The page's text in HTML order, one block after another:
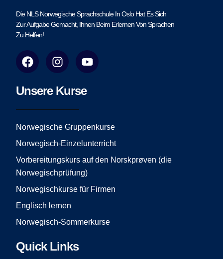
Die NLS Norwegische Sprachschule In Oslo Hat Es Sich
Zur Aufgabe Gemacht, Ihnen Beim Erlernen Von Sprachen
Zu Helfen!
F
a
e
o
o
I
n
t
g
r
m
Y
o
t
e
Unsere Kurse
Norwegische Gruppenkurse
Norwegisch-Einzelunterricht
Vorbereitungskurs auf den Norskprøven (die
Norwegischprüfung)
Norwegischkurse für Firmen
Englisch lernen
Norwegisch-Sommerkurse
Quick Links